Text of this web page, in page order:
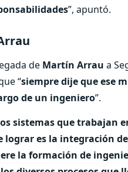
”, apuntó.
de Martín Arrau a
“siempre dije que ese
de un ingeniero”.
sistemas que trabajan
lograr es la integración
la formación de